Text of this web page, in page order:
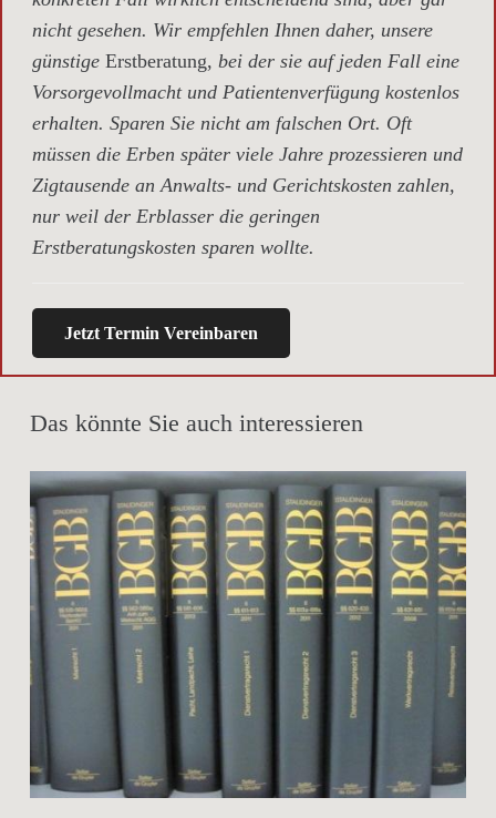
nicht gesehen. Wir empfehlen Ihnen daher, unsere
günstige Erstberatung, bei der sie auf jeden Fall eine
Vorsorgevollmacht und Patientenverfügung kostenlos
erhalten. Sparen Sie nicht am falschen Ort. Oft
müssen die Erben später viele Jahre prozessieren und
Zigtausende an Anwalts- und Gerichtskosten zahlen,
nur weil der Erblasser die geringen
Erstberatungskosten sparen wollte.
Jetzt Termin Vereinbaren
Das könnte Sie auch interessieren